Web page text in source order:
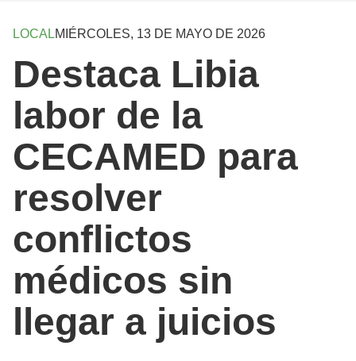
LOCALMIÉRCOLES, 13 DE MAYO DE 2026
Destaca Libia
labor de la
CECAMED para
resolver
conflictos
médicos sin
llegar a juicios